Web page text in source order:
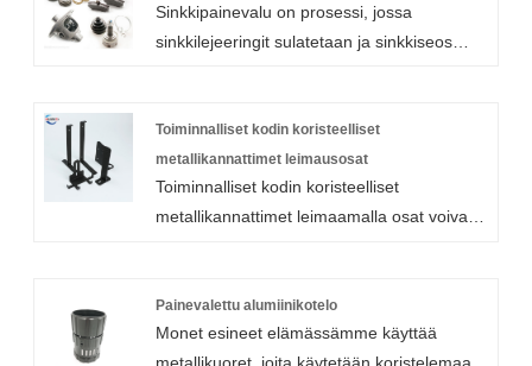
Sinkkipainevalu on prosessi, jossa
sinkkilejeeringit sulatetaan ja sinkkiseos
valmistuksessa niiden sitkeyden,
iskulujuuden ja alhaisen sulamispisteen
vuoksi. Valmistetuilla
sinkkipainevalukomponenteilla on monia
Toiminnalliset kodin koristeelliset
metallikannattimet leimausosat
Toiminnalliset kodin koristeelliset
metallikannattimet leimaamalla osat voivat
minne tahansa säilytystilaa tarvitaan.
Pintakäsittelyt sopivat eri väreihin mihin
Painevalettu alumiinikotelo
Monet esineet elämässämme käyttää